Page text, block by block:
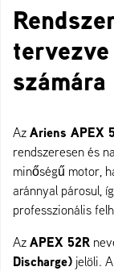
számára
Az Ariens APEX
rendszeresen és
minőségű motor,
aránnyal párosul,
professzionális
Az APEX 52R
Discharge) jelöli.